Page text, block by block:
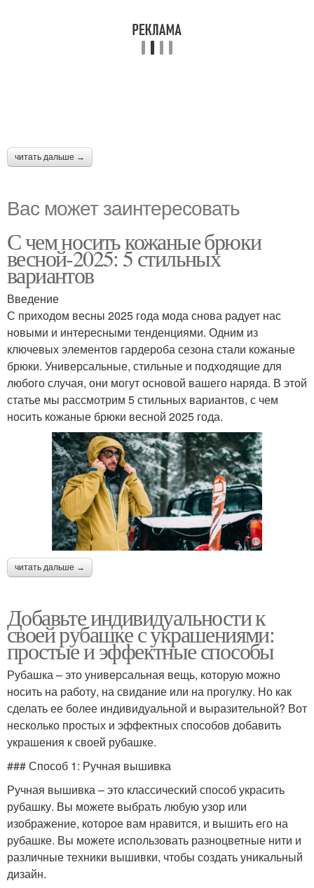
читать дальше →
Вас может заинтересовать
С чем носить кожаные брюки
весной-2025: 5 стильных
вариантов
Введение
С приходом весны 2025 года мода снова радует нас
новыми и интересными тенденциями. Одним из
ключевых элементов гардероба сезона стали кожаные
брюки. Универсальные, стильные и подходящие для
любого случая, они могут основой вашего наряда. В этой
статье мы рассмотрим 5 стильных вариантов, с чем
носить кожаные брюки весной 2025 года.
читать дальше →
Добавьте индивидуальности к
своей рубашке с украшениями:
простые и эффектные способы
Рубашка – это универсальная вещь, которую можно
носить на работу, на свидание или на прогулку. Но как
сделать ее более индивидуальной и выразительной? Вот
несколько простых и эффектных способов добавить
украшения к своей рубашке.
### Способ 1: Ручная вышивка
Ручная вышивка – это классический способ украсить
рубашку. Вы можете выбрать любую узор или
изображение, которое вам нравится, и вышить его на
рубашке. Вы можете использовать разноцветные нити и
различные техники вышивки, чтобы создать уникальный
дизайн.